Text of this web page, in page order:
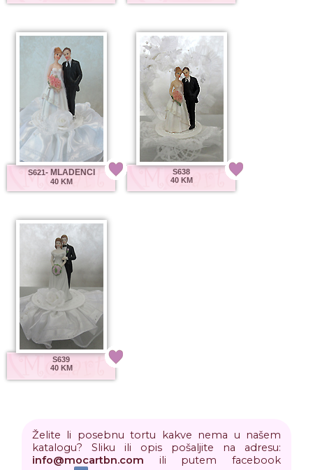
S621- MLADENCI
40 KM
S638
40 KM
S639
40 KM
Želite li posebnu tortu kakve nema u našem
katalogu? Sliku ili opis pošaljite na adresu:
info@mocartbn.com ili putem facebook